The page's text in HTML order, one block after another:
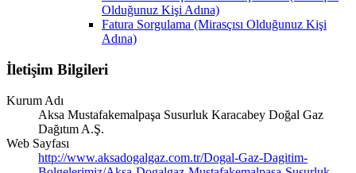
Olduğunuz Kişi Adına)
Fatura Sorgulama (Mirasçısı Olduğunuz Kişi
Adına)
İletişim Bilgileri
Kurum Adı
Aksa Mustafakemalpaşa Susurluk Karacabey Doğal Gaz
Dağıtım A.Ş.
Web Sayfası
http://www.aksadogalgaz.com.tr/Dogal-Gaz-Dagitim-